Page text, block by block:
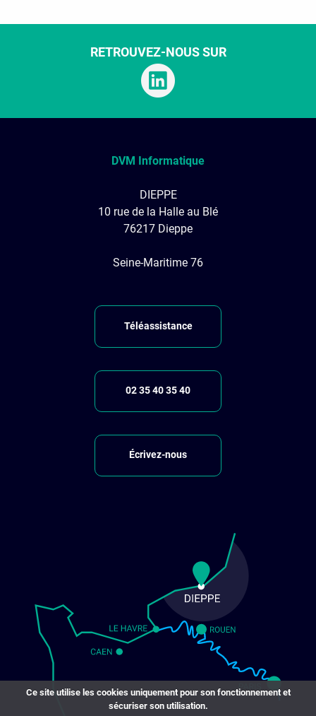
Ce site utilise les cookies uniquement pour son fonctionnement et
sécuriser son utilisation.
RETROUVEZ-NOUS SUR
DVM Informatique
DIEPPE
10 rue de la Halle au Blé
76217 Dieppe
Seine-Maritime 76
Téléassistance
02 35 40 35 40
Écrivez-nous